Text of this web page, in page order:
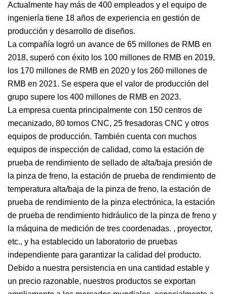
Actualmente hay más de 400 empleados y el equipo de
ingeniería tiene 18 años de experiencia en gestión de
producción y desarrollo de diseños.
La compañía logró un avance de 65 millones de RMB en
2018, superó con éxito los 100 millones de RMB en 2019,
los 170 millones de RMB en 2020 y los 260 millones de
RMB en 2021. Se espera que el valor de producción del
grupo supere los 400 millones de RMB en 2023.
La empresa cuenta principalmente con 150 centros de
mecanizado, 80 tornos CNC, 25 fresadoras CNC y otros
equipos de producción. También cuenta con muchos
equipos de inspección de calidad, como la estación de
prueba de rendimiento de sellado de alta/baja presión de
la pinza de freno, la estación de prueba de rendimiento de
temperatura alta/baja de la pinza de freno, la estación de
prueba de rendimiento de la pinza electrónica, la estación
de prueba de rendimiento hidráulico de la pinza de freno y
la máquina de medición de tres coordenadas. , proyector,
etc., y ha establecido un laboratorio de pruebas
independiente para garantizar la calidad del producto.
Debido a nuestra persistencia en una cantidad estable y
un precio razonable, nuestros productos se exportan